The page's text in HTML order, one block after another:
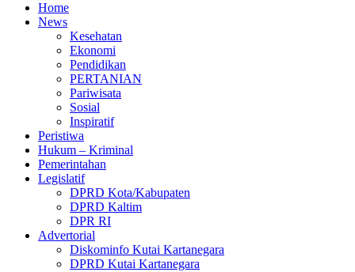
Home
News
Kesehatan
Ekonomi
Pendidikan
PERTANIAN
Pariwisata
Sosial
Inspiratif
Peristiwa
Hukum – Kriminal
Pemerintahan
Legislatif
DPRD Kota/Kabupaten
DPRD Kaltim
DPR RI
Advertorial
Diskominfo Kutai Kartanegara
DPRD Kutai Kartanegara